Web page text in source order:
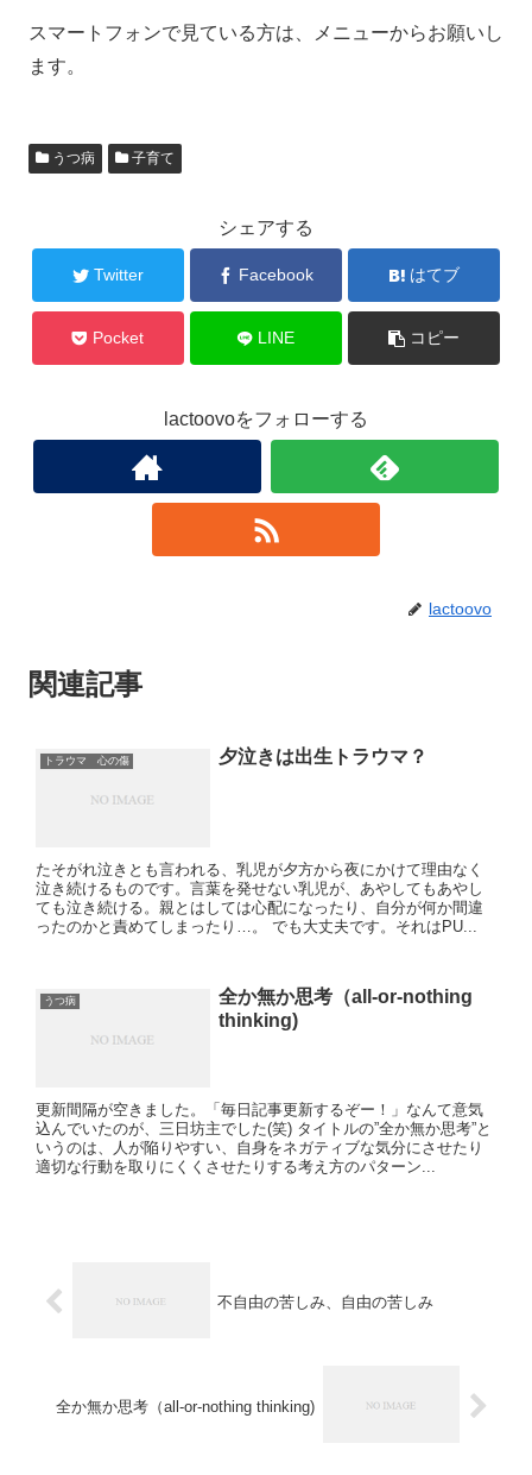
スマートフォンで見ている方は、メニューからお願いし
ます。
うつ病 子育て
シェアする
Twitter Facebook はてブ
Pocket LINE コピー
lactoovoをフォローする
lactoovo
関連記事
トラウマ 心の傷 夕泣きは出生トラウマ？
たそがれ泣きとも言われる、乳児が夕方から夜にかけて理由なく
泣き続けるものです。言葉を発せない乳児が、あやしてもあやし
ても泣き続ける。親とはしては心配になったり、自分が何か間違
ったのかと責めてしまったり…。 でも大丈夫です。それはPU...
うつ病
全か無か思考（all-or-nothing
thinking)
更新間隔が空きました。「毎日記事更新するぞー！」なんて意気
込んでいたのが、三日坊主でした(笑) タイトルの”全か無か思考”と
いうのは、人が陥りやすい、自身をネガティブな気分にさせたり
適切な行動を取りにくくさせたりする考え方のパターン...
不自由の苦しみ、自由の苦しみ
全か無か思考（all-or-nothing thinking)